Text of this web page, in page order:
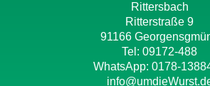
Rittersbach
Ritterstraße 9
91166
Tel: 09172-488
WhatsApp: 0178-